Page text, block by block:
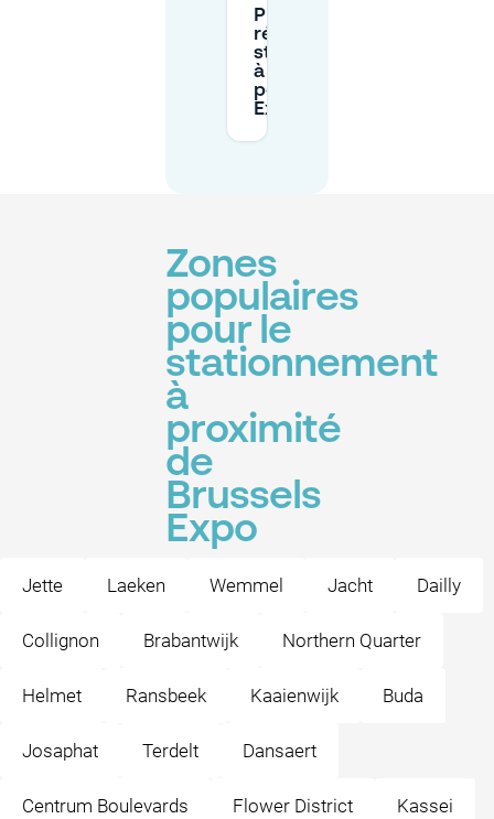
Puis-je
réserver un
stationnement
à l'avance
pour Brussels
Expo?
Zones
populaires
pour le
stationnement
à
proximité
de
Brussels
Expo
Jette Laeken Wemmel Jacht Dailly
Collignon Brabantwijk Northern Quarter
Helmet Ransbeek Kaaienwijk Buda
Josaphat Terdelt Dansaert
Centrum Boulevards Flower District Kassei